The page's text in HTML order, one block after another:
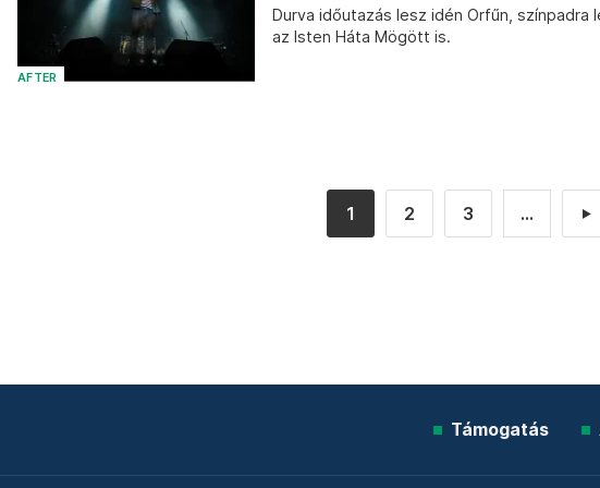
AFTER
Durva időutazás lesz idén Orfűn, színpadra
az Isten Háta Mögött is.
1 2 3 ... ►
Támogatás